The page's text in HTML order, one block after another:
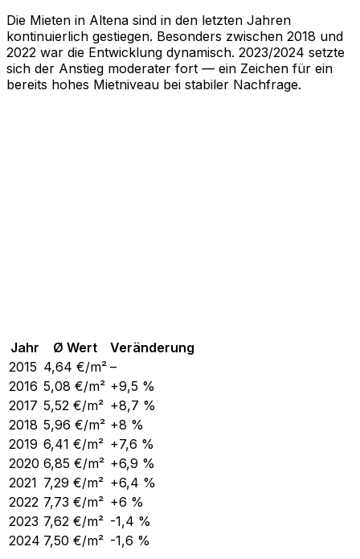
Die Mieten in Altena sind in den letzten Jahren
kontinuierlich gestiegen. Besonders zwischen 2018 und
2022 war die Entwicklung dynamisch. 2023/2024 setzte
sich der Anstieg moderater fort — ein Zeichen für ein
bereits hohes Mietniveau bei stabiler Nachfrage.
Jahr Ø Wert
Veränderung
2015 4,64 €/m² –
2016 5,08 €/m² +9,5 %
2017 5,52 €/m² +8,7 %
2018 5,96 €/m² +8 %
2019 6,41 €/m² +7,6 %
2020 6,85 €/m² +6,9 %
2021 7,29 €/m² +6,4 %
2022 7,73 €/m² +6 %
2023 7,62 €/m² -1,4 %
2024 7,50 €/m² -1,6 %